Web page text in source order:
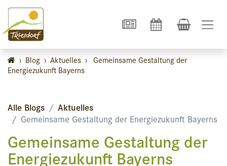
› Blog › Aktuelles › Gemeinsame Gestaltung der
Energiezukunft Bayerns
Alle Blogs
Aktuelles
Gemeinsame Gestaltung der Energiezukunft Bayerns
Gemeinsame Gestaltung der
Energiezukunft Bayerns